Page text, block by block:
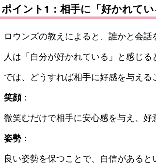
ポイント1：相手に「好かれて
ロウンズの教えによると、誰かと会
人は「自分が好かれている」と感じ
では、どうすれば相手に好感を与える
笑顔：
微笑むだけで相手に安心感を与え、
姿勢 ：
良い姿勢を保つことで、自信がある